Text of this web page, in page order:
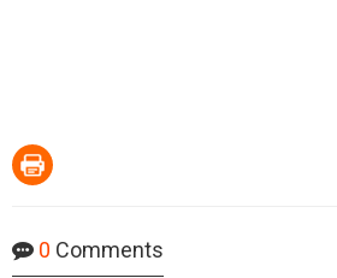
0 Comments